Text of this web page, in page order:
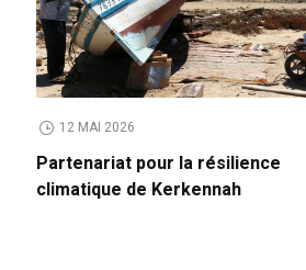
12 MAI 2026
Partenariat pour la résilience
climatique de Kerkennah